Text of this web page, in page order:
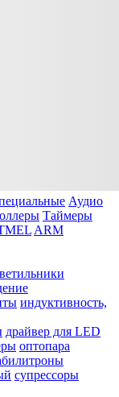
Аудио
Таймеры
ARM
индуктивность,
драйвер для LED
оптопара
супрессоры